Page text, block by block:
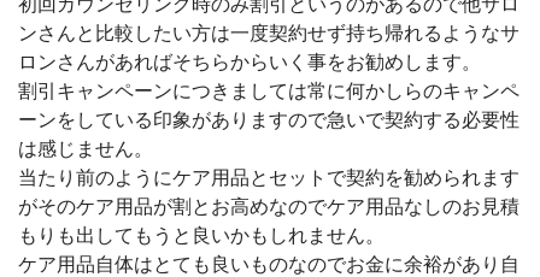
ンさんと比較したい方は一度契約せず持ち帰れるようなサ
ロンさんがあればそちらからいく事をお勧めします。
割引キャンペーンにつきましては常に何かしらのキャンペ
ーンをしている印象がありますので急いで契約する必要性
は感じません。
当たり前のようにケア用品とセットで契約を勧められます
がそのケア用品が割とお高めなのでケア用品なしのお見積
もりも出してもうと良いかもしれません。
ケア用品自体はとても良いものなのでお金に余裕があり自